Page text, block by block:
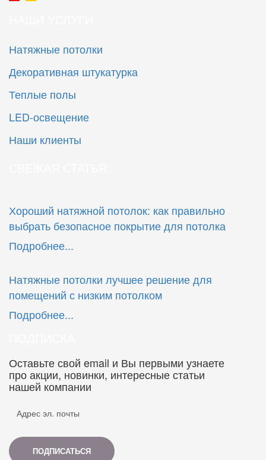
Натяжные потолки
Декоративная штукатурка
Теплые полы
LED-освещение
Наши клиенты
Хороший натяжной потолок: как правильно
выбрать безопасное покрытие для потолка
Подробнее...
Натяжные потолки лучшее решение для
помещений с низким потолком
Подробнее...
Оставьте свой email и Вы первыми узнаете
про акции, новинки, интересные статьи
нашей компании